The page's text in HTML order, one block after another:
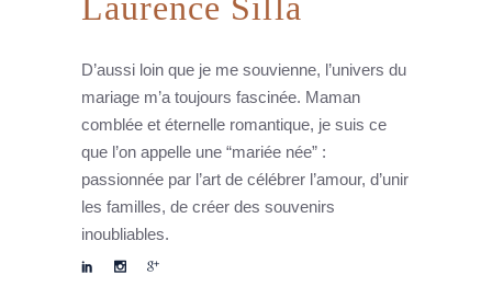
D’aussi loin que je me souvienne, l’univers du
mariage m’a toujours fascinée. Maman
comblée et éternelle romantique, je suis ce
que l’on appelle une “mariée née” :
passionnée par l’art de célébrer l’amour, d’unir
les familles, de créer des souvenirs
inoubliables.